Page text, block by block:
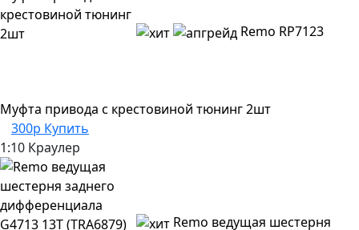
Remo RP7123
Муфта привода с крестовиной тюнинг 2шт
300р Купить
1:10 Краулер
Remo ведущая шестерня